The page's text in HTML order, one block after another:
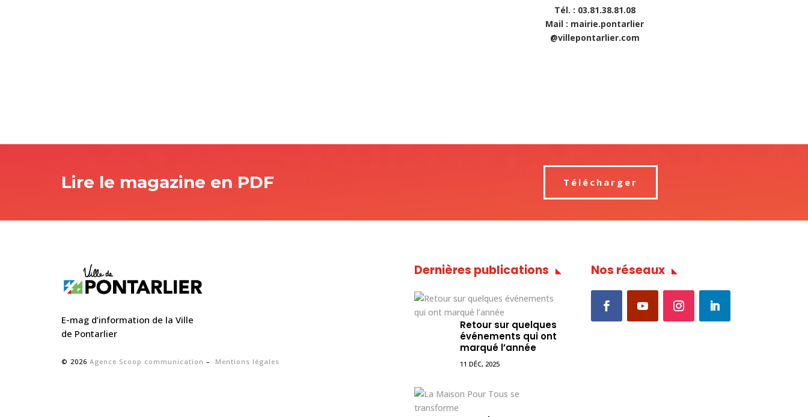
Tél. : 03.81.38.81.08
Mail : mairie.pontarlier
@villepontarlier.com
Lire le magazine en PDF Télécharger
E-mag d’information de la Ville
de Pontarlier
© 2026 Agence Scoop communication – Mentions légales
Dernières publications
Retour sur quelques
événements qui ont
marqué l’année
11 DÉC, 2025
Nos réseaux